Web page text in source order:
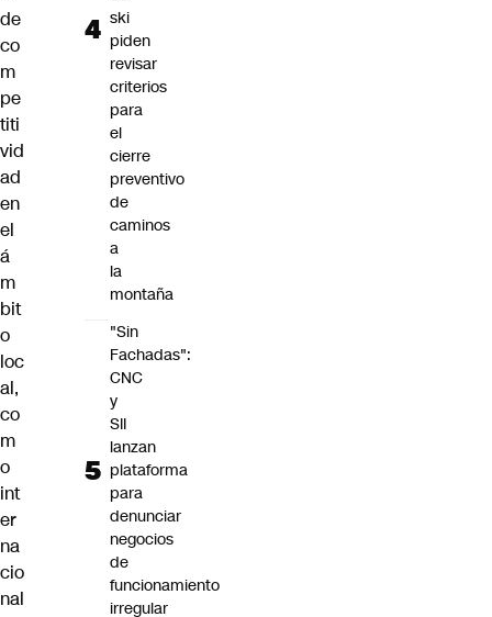
de
co
m
pe
titi
vid
ad
en
el
á
m
bit
o
loc
al,
co
m
o
int
er
na
cio
nal
ski
piden
revisar
criterios
para
el
cierre
preventivo
de
caminos
a
la
montaña
"Sin
Fachadas":
CNC
y
SII
lanzan
plataforma
para
denunciar
negocios
de
funcionamiento
irregular